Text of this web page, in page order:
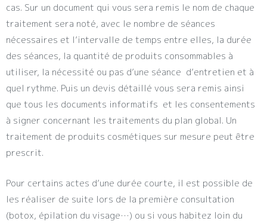
cas. Sur un document qui vous sera remis le nom de chaque
traitement sera noté, avec le nombre de séances
nécessaires et l’intervalle de temps entre elles, la durée
des séances, la quantité de produits consommables à
utiliser, la nécessité ou pas d’une séance d’entretien et à
quel rythme. Puis un devis détaillé vous sera remis ainsi
que tous les documents informatifs et les consentements
à signer concernant les traitements du plan global. Un
traitement de produits cosmétiques sur mesure peut être
prescrit.
Pour certains actes d’une durée courte, il est possible de
les réaliser de suite lors de la première consultation
(botox, épilation du visage…) ou si vous habitez loin du